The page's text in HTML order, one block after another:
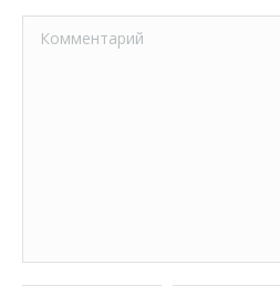
Комментарий